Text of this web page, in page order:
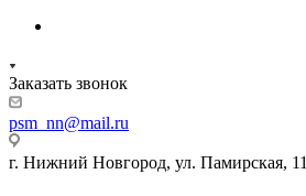
Заказать звонок
psm_nn@mail.ru
г. Нижний Новгород, ул. Памирская, 11